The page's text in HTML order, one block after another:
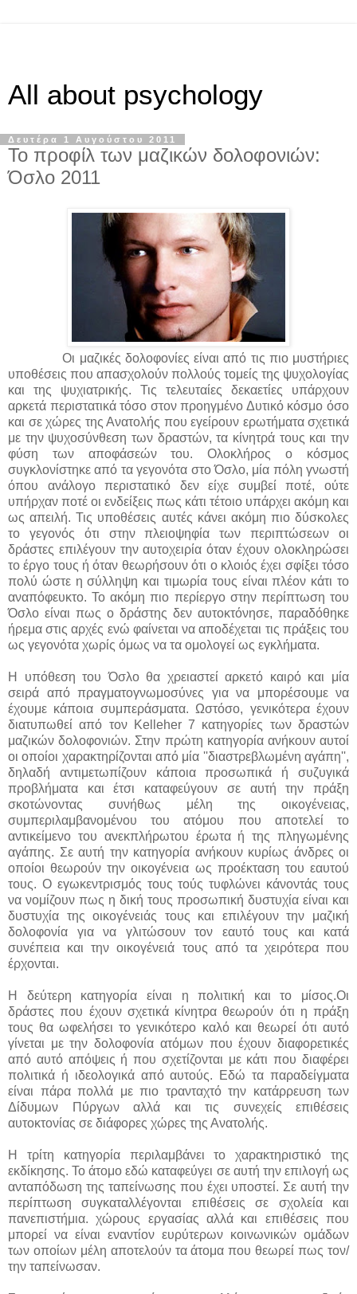
All about psychology
Δευτέρα 1 Αυγούστου 2011
To προφίλ των μαζικών δολοφονιών:
Όσλο 2011
Οι μαζικές δολοφονίες είναι από τις πιο μυστήριες
υποθέσεις που απασχολούν πολλούς τομείς της ψυχολογίας
και της ψυχιατρικής. Τις τελευταίες δεκαετίες υπάρχουν
αρκετά περιστατικά τόσο στον προηγμένο Δυτικό κόσμο όσο
και σε χώρες της Ανατολής που εγείρουν ερωτήματα σχετικά
με την ψυχοσύνθεση των δραστών, τα κίνητρά τους και την
φύση των αποφάσεών του. Ολοκλήρος ο κόσμος
συγκλονίστηκε από τα γεγονότα στο Όσλο, μία πόλη γνωστή
όπου ανάλογο περιστατικό δεν είχε συμβεί ποτέ, ούτε
υπήρχαν ποτέ οι ενδείξεις πως κάτι τέτοιο υπάρχει ακόμη και
ως απειλή. Τις υποθέσεις αυτές κάνει ακόμη πιο δύσκολες
το γεγονός ότι στην πλειοψηφία των περιπτώσεων οι
δράστες επιλέγουν την αυτοχειρία όταν έχουν ολοκληρώσει
το έργο τους ή όταν θεωρήσουν ότι ο κλοιός έχει σφίξει τόσο
πολύ ώστε η σύλληψη και τιμωρία τους είναι πλέον κάτι το
αναπόφευκτο. Το ακόμη πιο περίεργο στην περίπτωση του
Όσλο είναι πως ο δράστης δεν αυτοκτόνησε, παραδόθηκε
ήρεμα στις αρχές ενώ φαίνεται να αποδέχεται τις πράξεις του
ως γεγονότα χωρίς όμως να τα ομολογεί ως εγκλήματα.
Η υπόθεση του Όσλο θα χρειαστεί αρκετό καιρό και μία
σειρά από πραγματογνωμοσύνες για να μπορέσουμε να
έχουμε κάποια συμπεράσματα. Ωστόσο, γενικότερα έχουν
διατυπωθεί από τον Kelleher 7 κατηγορίες των δραστών
μαζικών δολοφονιών. Στην πρώτη κατηγορία ανήκουν αυτοί
οι οποίοι χαρακτηρίζονται από μία ''διαστρεβλωμένη αγάπη'',
δηλαδή αντιμετωπίζουν κάποια προσωπικά ή συζυγικά
προβλήματα και έτσι καταφεύγουν σε αυτή την πράξη
σκοτώνοντας συνήθως μέλη της οικογένειας,
συμπεριλαμβανομένου του ατόμου που αποτελεί το
αντικείμενο του ανεκπλήρωτου έρωτα ή της πληγωμένης
αγάπης. Σε αυτή την κατηγορία ανήκουν κυρίως άνδρες οι
οποίοι θεωρούν την οικογένεια ως προέκταση του εαυτού
τους. Ο εγωκεντρισμός τους τούς τυφλώνει κάνοντάς τους
να νομίζουν πως η δική τους προσωπική δυστυχία είναι και
δυστυχία της οικογένειάς τους και επιλέγουν την μαζική
δολοφονία για να γλιτώσουν τον εαυτό τους και κατά
συνέπεια και την οικογένειά τους από τα χειρότερα που
έρχονται.
Η δεύτερη κατηγορία είναι η πολιτική και το μίσος.Οι
δράστες που έχουν σχετικά κίνητρα θεωρούν ότι η πράξη
τους θα ωφελήσει το γενικότερο καλό και θεωρεί ότι αυτό
γίνεται με την δολοφονία ατόμων που έχουν διαφορετικές
από αυτό απόψεις ή που σχετίζονται με κάτι που διαφέρει
πολιτικά ή ιδεολογικά από αυτούς. Εδώ τα παραδείγματα
είναι πάρα πολλά με πιο τρανταχτό την κατάρρευση των
Δίδυμων Πύργων αλλά και τις συνεχείς επιθέσεις
αυτοκτονίας σε διάφορες χώρες της Ανατολής.
Η τρίτη κατηγορία περιλαμβάνει το χαρακτηριστικό της
εκδίκησης. Το άτομο εδώ καταφεύγει σε αυτή την επιλογή ως
ανταπόδωση της ταπείνωσης που έχει υποστεί. Σε αυτή την
περίπτωση συγκαταλλέγονται επιθέσεις σε σχολεία και
πανεπιστήμια. χώρους εργασίας αλλά και επιθέσεις που
μπορεί να είναι εναντίον ευρύτερων κοινωνικών ομάδων
των οποίων μέλη αποτελούν τα άτομα που θεωρεί πως τον/
την ταπείνωσαν.